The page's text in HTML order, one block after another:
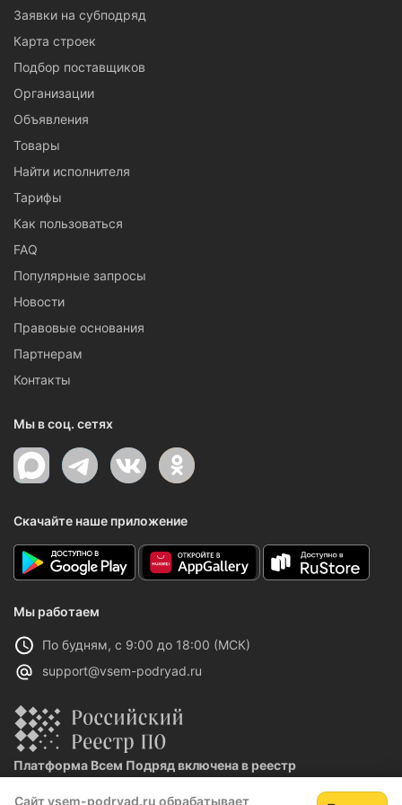
Сайт vsem-podryad.ru обрабатывает
Заявки на субподряд
Карта строек
Подбор поставщиков
Организации
Объявления
Товары
Найти исполнителя
Тарифы
Как пользоваться
FAQ
Популярные запросы
Новости
Правовые основания
Партнерам
Контакты
Мы в соц. сетях
Скачайте наше приложение
Мы работаем
По будням, с 9:00 до 18:00 (МСК)
support@vsem-podryad.ru
Платформа Всем Подряд включена в реестр
Реестровая запись №32021 от 06.02.2026